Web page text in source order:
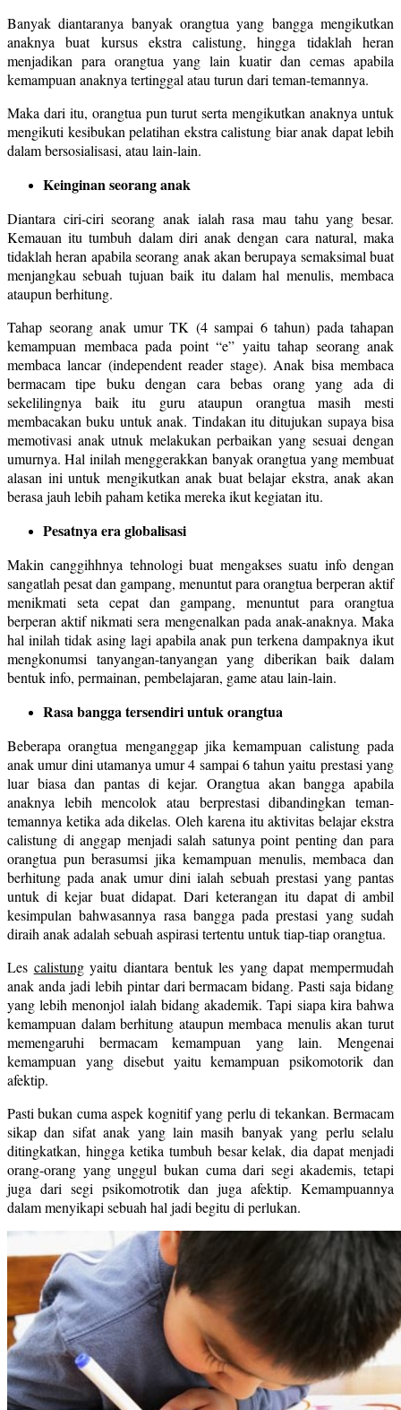
Banyak diantaranya banyak orangtua yang bangga mengikutkan
anaknya buat kursus ekstra calistung, hingga tidaklah heran
menjadikan para orangtua yang lain kuatir dan cemas apabila
kemampuan anaknya tertinggal atau turun dari teman-temannya.
Maka dari itu, orangtua pun turut serta mengikutkan anaknya untuk
mengikuti kesibukan pelatihan ekstra calistung biar anak dapat lebih
dalam bersosialisasi, atau lain-lain.
Keinginan seorang anak
Diantara ciri-ciri seorang anak ialah rasa mau tahu yang besar.
Kemauan itu tumbuh dalam diri anak dengan cara natural, maka
tidaklah heran apabila seorang anak akan berupaya semaksimal buat
menjangkau sebuah tujuan baik itu dalam hal menulis, membaca
ataupun berhitung.
Tahap seorang anak umur TK (4 sampai 6 tahun) pada tahapan
kemampuan membaca pada point “e” yaitu tahap seorang anak
membaca lancar (independent reader stage). Anak bisa membaca
bermacam tipe buku dengan cara bebas orang yang ada di
sekelilingnya baik itu guru ataupun orangtua masih mesti
membacakan buku untuk anak. Tindakan itu ditujukan supaya bisa
memotivasi anak utnuk melakukan perbaikan yang sesuai dengan
umurnya. Hal inilah menggerakkan banyak orangtua yang membuat
alasan ini untuk mengikutkan anak buat belajar ekstra, anak akan
berasa jauh lebih paham ketika mereka ikut kegiatan itu.
Pesatnya era globalisasi
Makin canggihhnya tehnologi buat mengakses suatu info dengan
sangatlah pesat dan gampang, menuntut para orangtua berperan aktif
menikmati seta cepat dan gampang, menuntut para orangtua
berperan aktif nikmati sera mengenalkan pada anak-anaknya. Maka
hal inilah tidak asing lagi apabila anak pun terkena dampaknya ikut
mengkonumsi tanyangan-tanyangan yang diberikan baik dalam
bentuk info, permainan, pembelajaran, game atau lain-lain.
Rasa bangga tersendiri untuk orangtua
Beberapa orangtua menganggap jika kemampuan calistung pada
anak umur dini utamanya umur 4 sampai 6 tahun yaitu prestasi yang
luar biasa dan pantas di kejar. Orangtua akan bangga apabila
anaknya lebih mencolok atau berprestasi dibandingkan teman-
temannya ketika ada dikelas. Oleh karena itu aktivitas belajar ekstra
calistung di anggap menjadi salah satunya point penting dan para
orangtua pun berasumsi jika kemampuan menulis, membaca dan
berhitung pada anak umur dini ialah sebuah prestasi yang pantas
untuk di kejar buat didapat. Dari keterangan itu dapat di ambil
kesimpulan bahwasannya rasa bangga pada prestasi yang sudah
diraih anak adalah sebuah aspirasi tertentu untuk tiap-tiap orangtua.
Les calistungyaitu diantara bentuk les yang dapat mempermudah
anak anda jadi lebih pintar dari bermacam bidang. Pasti saja bidang
yang lebih menonjol ialah bidang akademik. Tapi siapa kira bahwa
kemampuan dalam berhitung ataupun membaca menulis akan turut
memengaruhi bermacam kemampuan yang lain. Mengenai
kemampuan yang disebut yaitu kemampuan psikomotorik dan
afektip.
Pasti bukan cuma aspek kognitif yang perlu di tekankan. Bermacam
sikap dan sifat anak yang lain masih banyak yang perlu selalu
ditingkatkan, hingga ketika tumbuh besar kelak, dia dapat menjadi
orang-orang yang unggul bukan cuma dari segi akademis, tetapi
juga dari segi psikomotrotik dan juga afektip. Kemampuannya
dalam menyikapi sebuah hal jadi begitu di perlukan.